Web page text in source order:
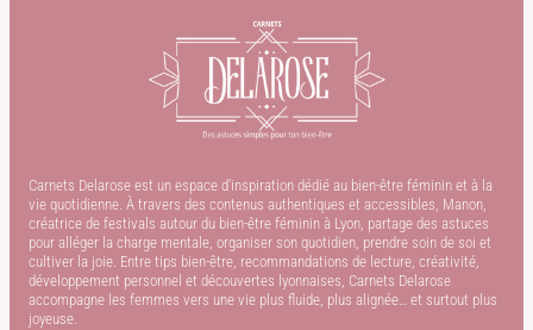
Carnets Delarose est un espace d’inspiration dédié au bien-être féminin et à la
vie quotidienne. À travers des contenus authentiques et accessibles, Manon,
créatrice de festivals autour du bien-être féminin à Lyon, partage des astuces
pour alléger la charge mentale, organiser son quotidien, prendre soin de soi et
cultiver la joie. Entre tips bien-être, recommandations de lecture, créativité,
développement personnel et découvertes lyonnaises, Carnets Delarose
accompagne les femmes vers une vie plus fluide, plus alignée… et surtout plus
joyeuse.